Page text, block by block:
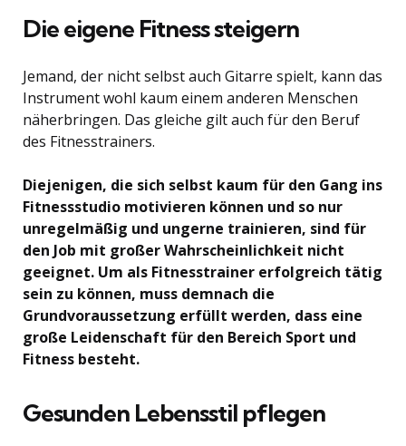
Die eigene Fitness steigern
Jemand, der nicht selbst auch Gitarre spielt, kann das
Instrument wohl kaum einem anderen Menschen
näherbringen. Das gleiche gilt auch für den Beruf
des Fitnesstrainers.
Diejenigen, die sich selbst kaum für den Gang ins
Fitnessstudio motivieren können und so nur
unregelmäßig und ungerne trainieren, sind für
den Job mit großer Wahrscheinlichkeit nicht
geeignet. Um als Fitnesstrainer erfolgreich tätig
sein zu können, muss demnach die
Grundvoraussetzung erfüllt werden, dass eine
große Leidenschaft für den Bereich Sport und
Fitness besteht.
Gesunden Lebensstil pflegen